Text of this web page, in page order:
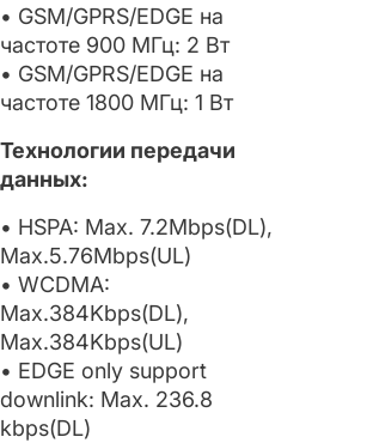
• GSM/GPRS/EDGE на
частоте 900 МГц: 2 Вт
• GSM/GPRS/EDGE на
частоте 1800 МГц: 1 Вт
Технологии передачи
данных:
• HSPA: Max. 7.2Mbps(DL),
Max.5.76Mbps(UL)
• WCDMA:
Max.384Kbps(DL),
Max.384Kbps(UL)
• EDGE оnly support
downlink: Max. 236.8
kbps(DL)